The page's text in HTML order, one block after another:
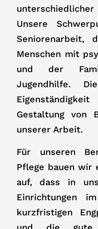
Unsere
Seniorenarbeit,
Menschen mit
und der
Jugendhilfe.
Gestaltung von
unserer Arbeit.
Für unseren
Pflege bauen wir
auf, dass in
Einrichtungen
kurzfristigen